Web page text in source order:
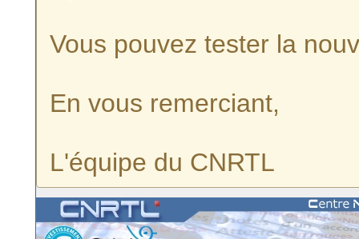
Vous pouvez tester la
En vous remerciant,
L'équipe du CNRTL